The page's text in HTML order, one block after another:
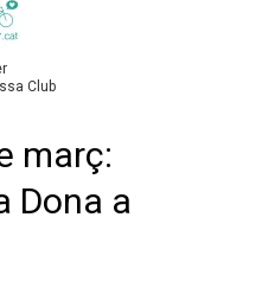
Club
març:
Dona a